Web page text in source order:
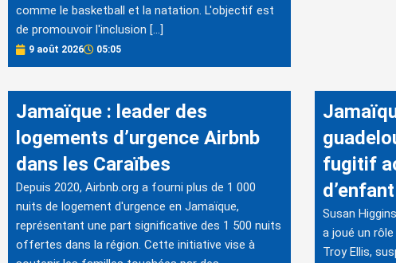
comme le basketball et la natation. L'objectif est
de promouvoir l'inclusion […]
9 août 2026 05:05
Jamaïque : leader des
logements d’urgence Airbnb
dans les Caraïbes
Depuis 2020, Airbnb.org a fourni plus de 1 000
nuits de logement d'urgence en Jamaïque,
représentant une part significative des 1 500 nuits
offertes dans la région. Cette initiative vise à
fugitif
d’enfant
Susan
a joué un
Troy Ellis,